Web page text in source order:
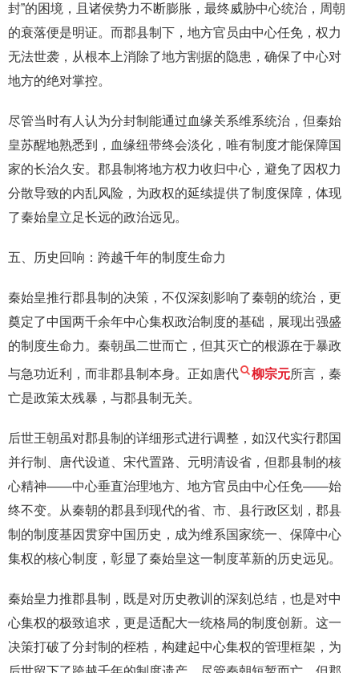
封”的困境，且诸侯势力不断膨胀，最终威胁中心统治，周朝
的衰落便是明证。而郡县制下，地方官员由中心任免，权力
无法世袭，从根本上消除了地方割据的隐患，确保了中心对
地方的绝对掌控。
尽管当时有人认为分封制能通过血缘关系维系统治，但秦始
皇苏醒地熟悉到，血缘纽带终会淡化，唯有制度才能保障国
家的长治久安。郡县制将地方权力收归中心，避免了因权力
分散导致的内乱风险，为政权的延续提供了制度保障，体现
了秦始皇立足长远的政治远见。
五、历史回响：跨越千年的制度生命力
秦始皇推行郡县制的决策，不仅深刻影响了秦朝的统治，更
奠定了中国两千余年中心集权政治制度的基础，展现出强盛
的制度生命力。秦朝虽二世而亡，但其灭亡的根源在于暴政
与急功近利，而非郡县制本身。正如唐代 柳宗元所言，秦
亡是政策太残暴，与郡县制无关。
后世王朝虽对郡县制的详细形式进行调整，如汉代实行郡国
并行制、唐代设道、宋代置路、元明清设省，但郡县制的核
心精神——中心垂直治理地方、地方官员由中心任免——始
终不变。从秦朝的郡县到现代的省、市、县行政区划，郡县
制的制度基因贯穿中国历史，成为维系国家统一、保障中心
集权的核心制度，彰显了秦始皇这一制度革新的历史远见。
秦始皇力推郡县制，既是对历史教训的深刻总结，也是对中
心集权的极致追求，更是适配大一统格局的制度创新。这一
决策打破了分封制的桎梏，构建起中心集权的管理框架，为